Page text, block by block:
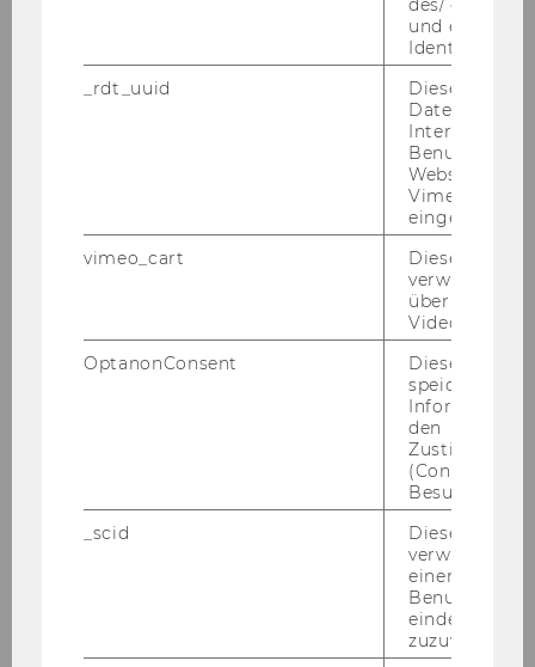
Socio-Ecological Economics and Policy
Strategy, Innovation and Management Control
Master's Program Economics Students
des/ der
und einen
_rdt_uuid
Dieses
Daten über
Interaktionen
Websites, auf
Vimeo-Video
eingebettet
vimeo_cart
Dieses
verwendet,
überprüfen,
Video
OptanonConsent
Dieses Cookie
speichert
den
(Consent)
Besuchers.
_scid
Dieses
verwendet,
einem/einer
Benutzer*in
eindeutige ID
zuzuweisen